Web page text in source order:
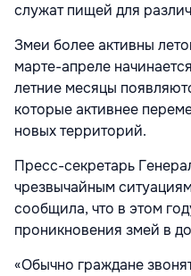
служат пищей для
Змеи более активны
марте-апреле
летние месяцы
которые активнее
новых территорий.
Пресс-секретарь
чрезвычайным
сообщила, что в этом
проникновения змей в
«Обычно граждане